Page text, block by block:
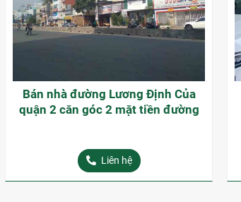
Bán nhà đường Lương Định Của
quận 2 căn góc 2 mặt tiền đường
Liên hệ